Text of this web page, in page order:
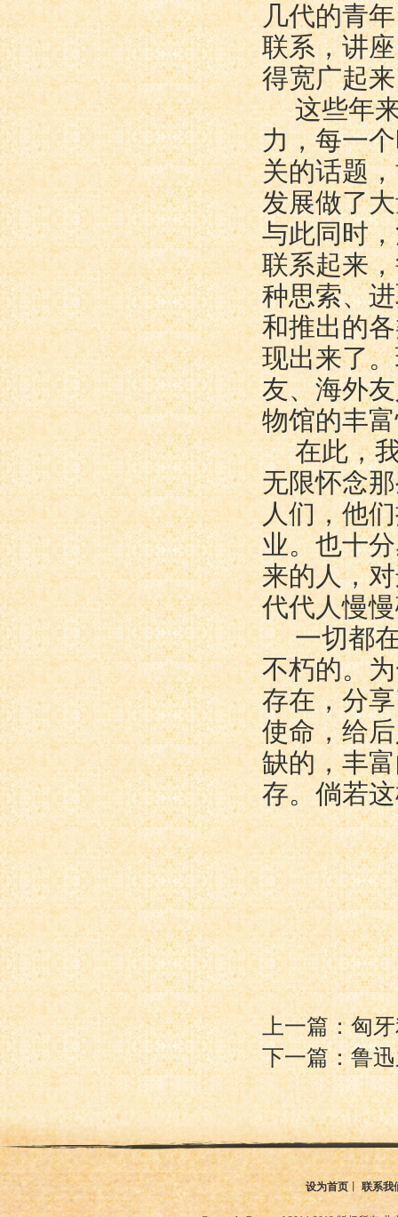
几代的青
联系，讲
得宽广起
这些年
力，每一
关的话题
发展做了
与此同时
联系起来
种思索、
和推出的
现出来了
友、海外
物馆的丰
在此，
无限怀念
人们，他
业。也十
来的人，
代代人慢
一切都
不朽的。
存在，分
使命，给
缺的，丰
存。倘若
上一篇：匈
下一篇：鲁
设为首页丨联系我